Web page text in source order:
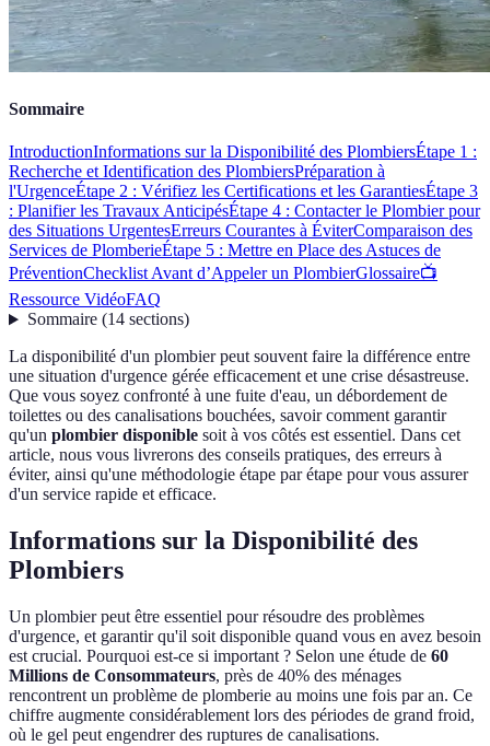
Sommaire
IntroductionInformations sur la Disponibilité des PlombiersÉtape 1 :
Recherche et Identification des PlombiersPréparation à
l'UrgenceÉtape 2 : Vérifiez les Certifications et les GarantiesÉtape 3
: Planifier les Travaux AnticipésÉtape 4 : Contacter le Plombier pour
des Situations UrgentesErreurs Courantes à ÉviterComparaison des
Services de PlomberieÉtape 5 : Mettre en Place des Astuces de
PréventionChecklist Avant d’Appeler un PlombierGlossaire📺
Ressource VidéoFAQ
Sommaire(14 sections)
La disponibilité d'un plombier peut souvent faire la différence entre
une situation d'urgence gérée efficacement et une crise désastreuse.
Que vous soyez confronté à une fuite d'eau, un débordement de
toilettes ou des canalisations bouchées, savoir comment garantir
qu'un plombier disponible soit à vos côtés est essentiel. Dans cet
article, nous vous livrerons des conseils pratiques, des erreurs à
éviter, ainsi qu'une méthodologie étape par étape pour vous assurer
d'un service rapide et efficace.
Informations sur la Disponibilité des
Plombiers
Un plombier peut être essentiel pour résoudre des problèmes
d'urgence, et garantir qu'il soit disponible quand vous en avez besoin
est crucial. Pourquoi est-ce si important ? Selon une étude de 60
Millions de Consommateurs, près de 40% des ménages
rencontrent un problème de plomberie au moins une fois par an. Ce
chiffre augmente considérablement lors des périodes de grand froid,
où le gel peut engendrer des ruptures de canalisations.